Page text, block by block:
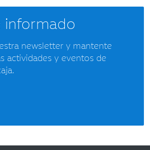
informado
newsletter y mantente
actividades y eventos de